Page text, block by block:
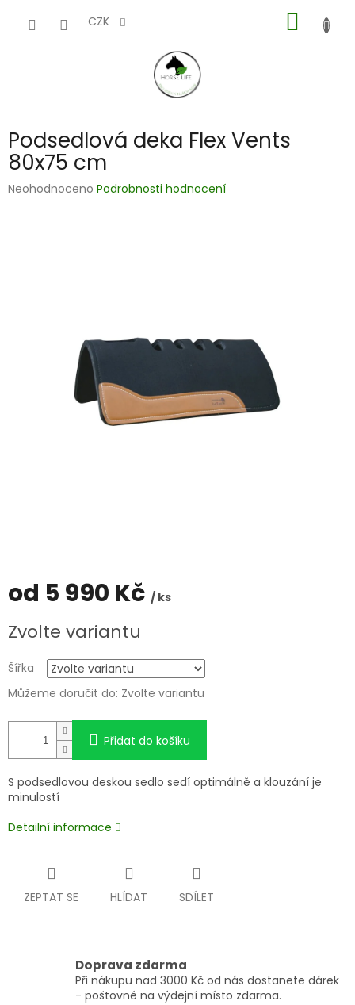
CZK
KOŠÍK
Podsedlová deka Flex Vents
80x75 cm
Průměrné
Neohodnoceno Podrobnosti hodnocení
od 5 990 Kč / ks
cena:
Zvolte variantu
Šířka
Můžeme doručit do: Zvolte variantu
Přidat do košíku
S podsedlovou deskou sedlo sedí optimálně a klouzání je
minulostí
Detailní informace
ZEPTAT SE HLÍDAT SDÍLET
Doprava zdarma
Při nákupu nad 3000 Kč od nás dostanete dárek
- poštovné na výdejní místo zdarma.